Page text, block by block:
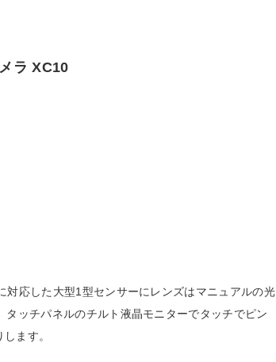
ラ XC10
応した大型1型センサーにレンズはマニュアルの光
ッチパネルのチルト液晶モニターでタッチでピン
ます。